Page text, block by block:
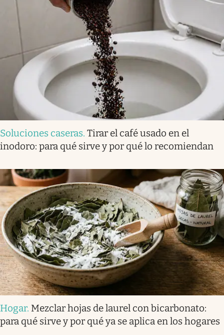
Soluciones caseras. Tirar el café usado en el
inodoro: para qué sirve y por qué lo recomiendan
Hogar. Mezclar hojas de laurel con bicarbonato:
para qué sirve y por qué ya se aplica en los hogares